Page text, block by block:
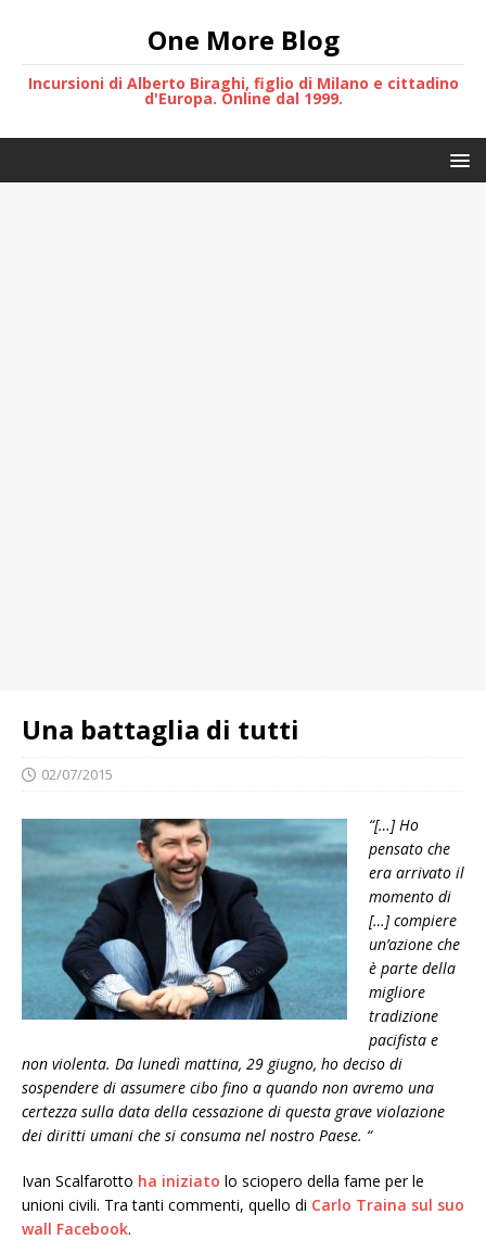
One More Blog
Incursioni di Alberto Biraghi, figlio di Milano e cittadino
d'Europa. Online dal 1999.
Una battaglia di tutti
02/07/2015
“[…] Ho
pensato che
era arrivato il
momento di
[…] compiere
un’azione che
è parte della
migliore
tradizione
pacifista e
non violenta. Da lunedì mattina, 29 giugno, ho deciso di
sospendere di assumere cibo fino a quando non avremo una
certezza sulla data della cessazione di questa grave violazione
dei diritti umani che si consuma nel nostro Paese. “
Ivan Scalfarotto ha iniziato lo sciopero della fame per le
unioni civili. Tra tanti commenti, quello di Carlo Traina sul suo
wall Facebook.